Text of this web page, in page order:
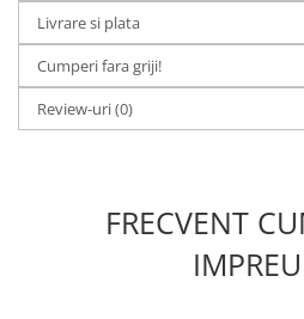
Livrare si plata
Cumperi fara griji!
Review-uri(0)
FRECVENT